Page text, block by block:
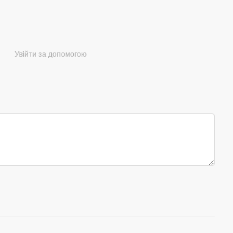
Увійти за допомогою